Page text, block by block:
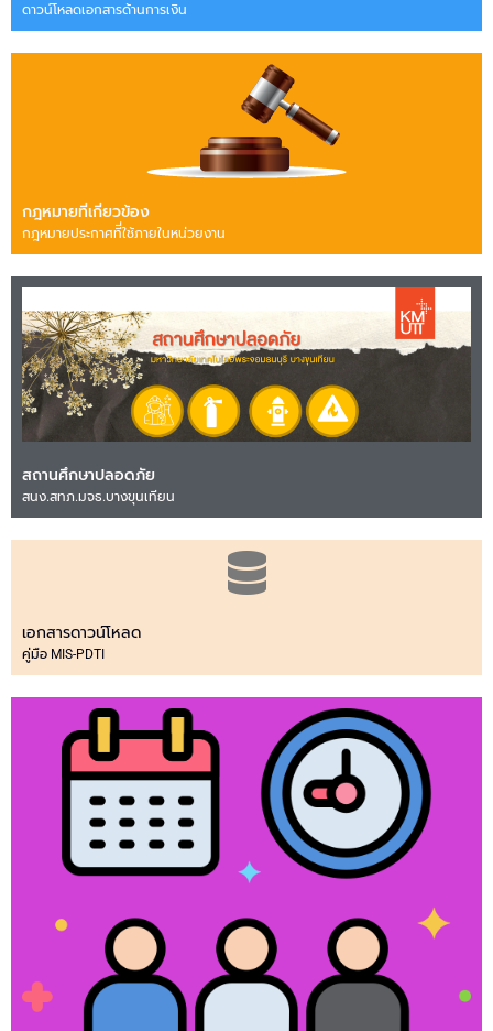
ดาวน์โหลดเอกสารด้านการเงิน
กฎหมายที่เกี่ยวข้อง
กฎหมายประกาศทีี่ใช้ภายในหน่วยงาน
สถานศึกษาปลอดภัย
สนง.สทภ.มจธ.บางขุนเทียน
เอกสารดาวน์โหลด
คู่มือ MIS-PDTI